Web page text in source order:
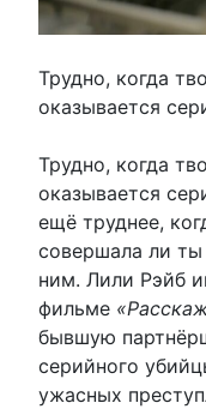
Трудно, когда
оказывается
Трудно, когда
оказывается
ещё труднее,
совершала ли ты
ним. Лили Рэйб
фильме
бывшую
серийного
ужасных